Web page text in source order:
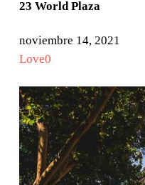
23 World Plaza
noviembre 14, 2021
Love0